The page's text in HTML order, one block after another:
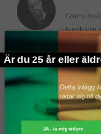
Cennys
barndomen
över. Som inbiten gamer tog
Mega Drive, vilket i tonåren
Den osläckta nyfikenheten
yrkeskarriär inom fastighets-
komplexa styrsystem och
systemförståelse och hands-
Är du 25 år eller
Detta inlägg
riktar sig till
JA - ta mig vidare